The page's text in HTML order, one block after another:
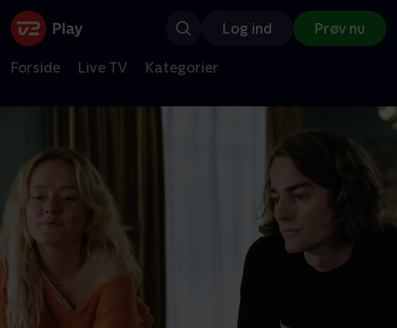
Log ind Prøv nu
Forside Live TV Kategorier